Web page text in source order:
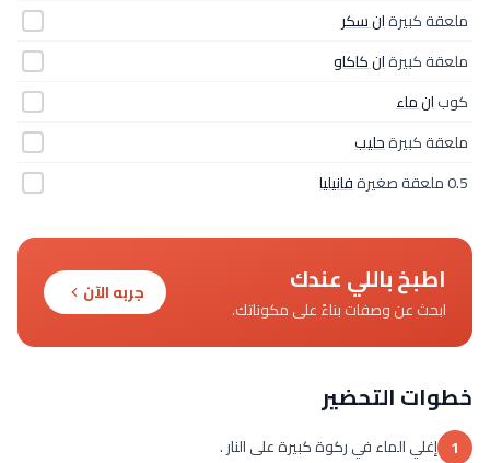
ملعقة كبيرةان سكر
ملعقة كبيرةان كاكاو
كوبان ماء
ملعقة كبيرةحليب
0.5 ملعقة صغيرة
فانيليا
اطبخ باللي عندك
ابحث عن وصفات بناءً على مكوناتك.
جربه الآن
خطوات التحضير
1 إغلي الماء في ركوة كبيرة على النار .